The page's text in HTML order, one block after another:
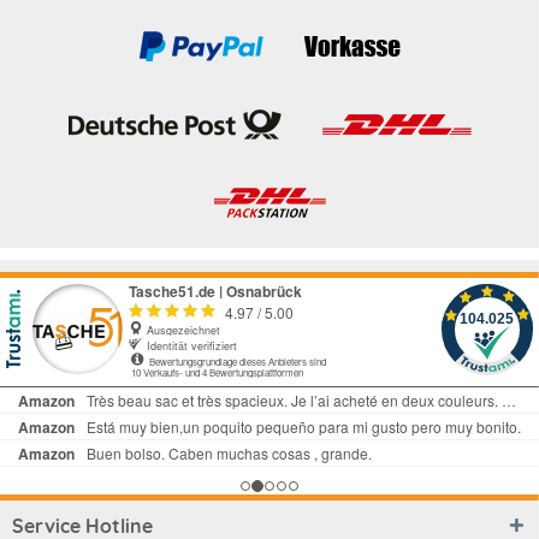
Service Hotline